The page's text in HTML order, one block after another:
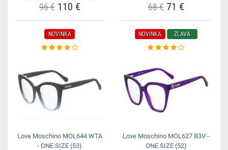
96 €110 € 68 €71 €
NOVINKA
Love Moschino MOL644 WTA
- ONE SIZE (53)
NOVINKA ZĽAVA
Love Moschino MOL627 B3V -
ONE SIZE (52)